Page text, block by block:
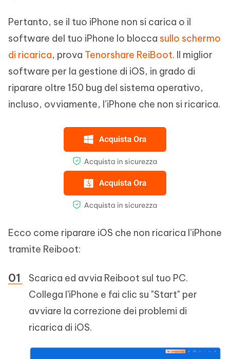
Pertanto, se il tuo iPhone non si carica o il
software del tuo iPhone lo blocca sullo schermo
di ricarica, prova Tenorshare ReiBoot. Il miglior
software per la gestione di iOS, in grado di
riparare oltre 150 bug del sistema operativo,
incluso, ovviamente, l’iPhone che non si ricarica.
Ecco come riparare iOS che non ricarica l’iPhone
tramite Reiboot:
Scarica ed avvia Reiboot sul tuo PC.
Collega l'iPhone e fai clic su "Start" per
avviare la correzione dei problemi di
ricarica di iOS.